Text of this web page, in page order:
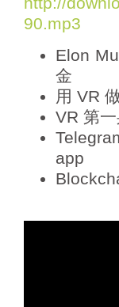
P
l90.mp3
Elon
金
用 VR
VR 第
app